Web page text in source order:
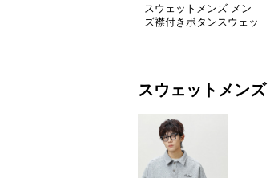
スウェットメンズ メン
ズ襟付きボタンスウェッ
スウェットメンズ